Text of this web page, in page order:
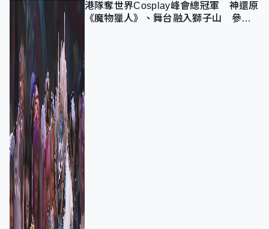
港隊奪世界Cosplay峰會總冠軍 神還原
《魔物獵人》、舞台融入獅子山 參賽